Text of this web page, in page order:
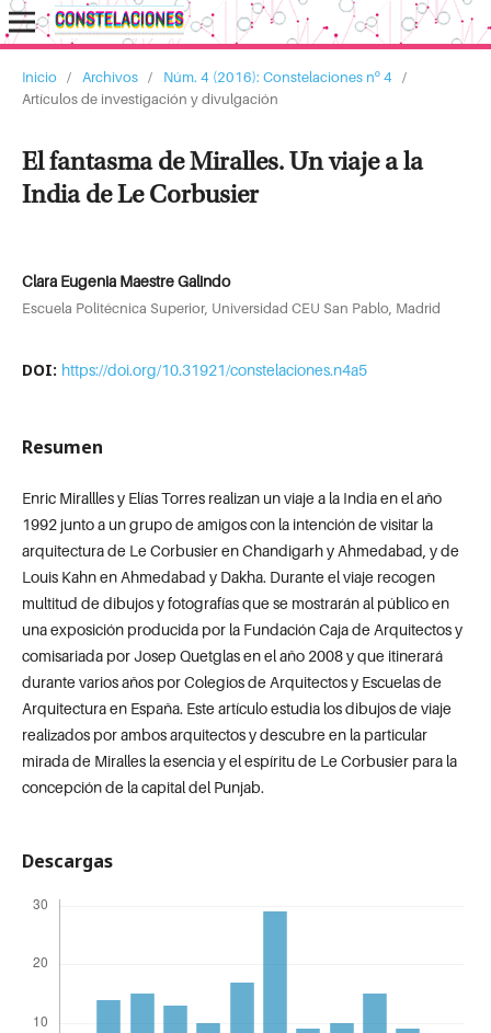
Inicio / Archivos / Núm. 4 (2016): Constelaciones nº 4
/
Artículos de investigación y divulgación
El fantasma de Miralles. Un viaje a la
India de Le Corbusier
Clara Eugenia Maestre Galindo
Escuela Politécnica Superior, Universidad CEU San Pablo, Madrid
DOI: https://doi.org/10.31921/constelaciones.n4a5
Resumen
Enric Mirallles y Elías Torres realizan un viaje a la India en el año
1992 junto a un grupo de amigos con la intención de visitar la
arquitectura de Le Corbusier en Chandigarh y Ahmedabad, y de
Louis Kahn en Ahmedabad y Dakha. Durante el viaje recogen
multitud de dibujos y fotografías que se mostrarán al público en
una exposición producida por la Fundación Caja de Arquitectos y
comisariada por Josep Quetglas en el año 2008 y que itinerará
durante varios años por Colegios de Arquitectos y Escuelas de
Arquitectura en España. Este artículo estudia los dibujos de viaje
realizados por ambos arquitectos y descubre en la particular
mirada de Miralles la esencia y el espíritu de Le Corbusier para la
concepción de la capital del Punjab.
Descargas